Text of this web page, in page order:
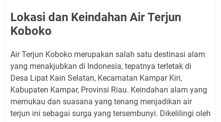
Lokasi dan Keindahan Air Terjun
Koboko
Air Terjun Koboko merupakan salah satu destinasi alam
yang menakjubkan di Indonesia, tepatnya terletak di
Desa Lipat Kain Selatan, Kecamatan Kampar Kiri,
Kabupaten Kampar, Provinsi Riau. Keindahan alam yang
memukau dan suasana yang tenang menjadikan air
terjun ini sebagai surga yang tersembunyi. Dikelilingi oleh